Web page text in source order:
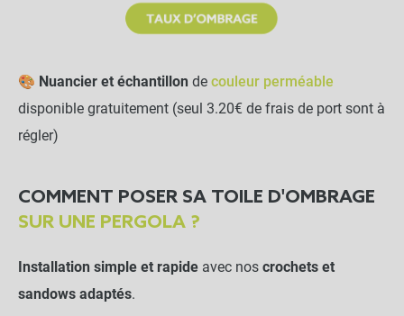
🎨 Nuancier et échantillon de couleur perméable
disponible gratuitement (seul 3.20€ de frais de port sont à
régler)
COMMENT POSER SA TOILE D'OMBRAGE
SUR UNE PERGOLA ?
Installation simple et rapide avec nos crochets et
sandows adaptés.